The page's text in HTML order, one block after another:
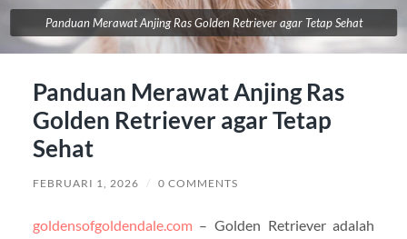
Panduan Merawat Anjing Ras Golden Retriever agar Tetap Sehat
Panduan Merawat Anjing Ras
Golden Retriever agar Tetap
Sehat
FEBRUARI 1, 2026 / 0 COMMENTS
goldensofgoldendale.com – Golden Retriever adalah